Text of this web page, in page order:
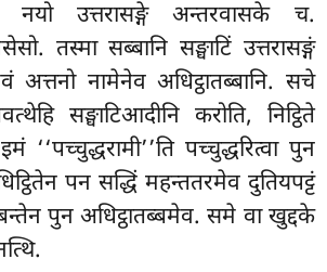
नयो उत्तरासङ्गे अन्तरवासके च.
तस्मा सब्बानि सङ्घाटिं उत्तरासङ्गं
अत्तनो नामेनेव अधिट्ठातब्बानि. सचे
सङ्घाटिआदीनि करोति, निट्ठिते
पच्चुद्धरित्वा पुन
पन सद्धिं महन्ततरमेव दुतियपट्टं
पुन अधिट्ठातब्बमेव. समे वा खुद्दके